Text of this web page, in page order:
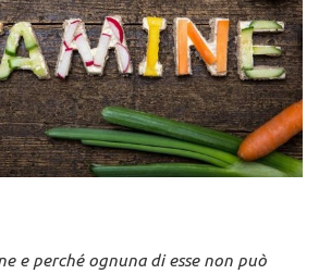
e perché ognuna di esse non può